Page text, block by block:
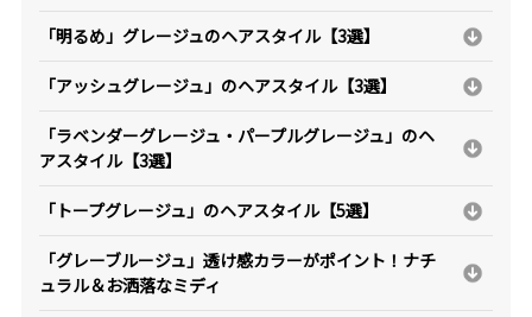
「明るめ」グレージュのヘアスタイル【3選】
「アッシュグレージュ」のヘアスタイル【3選】
「ラベンダーグレージュ・パープルグレージュ」のヘ
アスタイル【3選】
「トープグレージュ」のヘアスタイル【5選】
「グレーブルージュ」透け感カラーがポイント！ナチ
ュラル＆お洒落なミディ